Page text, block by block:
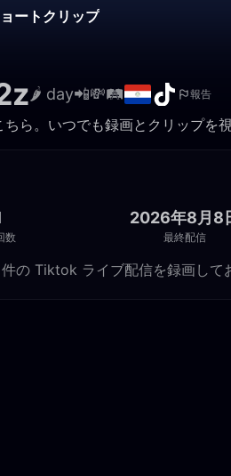
ートクリップ
🌶 day📲💸🛤️ 報告
。いつでも録画とクリップを視
数
2026年8月8
最終配信
Tiktok ライブ配信を録画してお